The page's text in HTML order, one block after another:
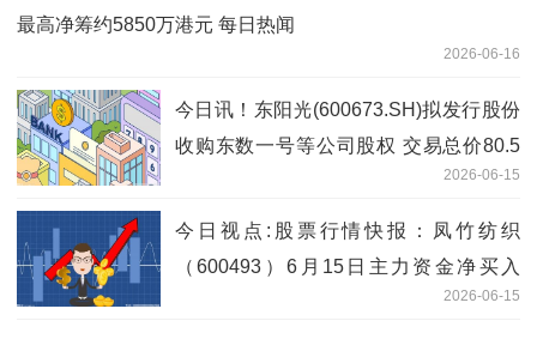
最高净筹约5850万港元 每日热闻
2026-06-16
今日讯！东阳光(600673.SH)拟发行股份
收购东数一号等公司股权 交易总价80.5
2026-06-15
今日视点:股票行情快报：凤竹纺织
（600493）6月15日主力资金净买入
2026-06-15